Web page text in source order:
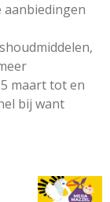
aanbiedingen
maart tot en
bij want